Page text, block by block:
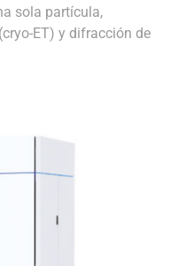
sola partícula,
ET) y difracción de